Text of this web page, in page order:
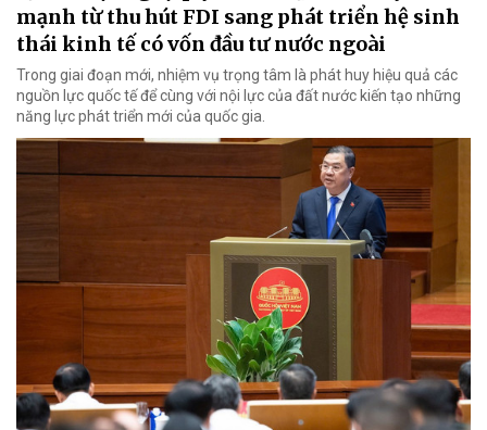
mạnh từ thu hút FDI sang phát triển hệ sinh
thái kinh tế có vốn đầu tư nước ngoài
Trong giai đoạn mới, nhiệm vụ trọng tâm là phát huy hiệu quả các
nguồn lực quốc tế để cùng với nội lực của đất nước kiến tạo những
năng lực phát triển mới của quốc gia.